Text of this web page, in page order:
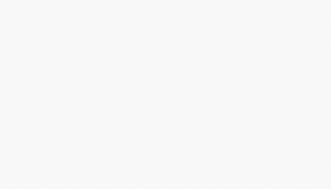
制作・PRイベント）